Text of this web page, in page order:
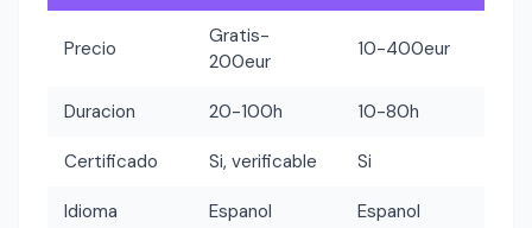
Precio
Gratis-
200eur
10-400eur
Duracion 20-100h 10-80h
Certificado Si, verificable Si
Idioma Espanol Espanol